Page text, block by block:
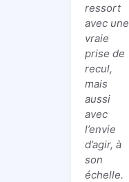
ressort
avec une
vraie
prise de
recul,
mais
aussi
avec
l’envie
d’agir, à
son
échelle.